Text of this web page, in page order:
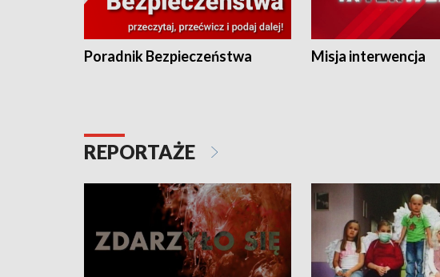
Poradnik Bezpieczeństwa Misja interwencja
REPORTAŻE